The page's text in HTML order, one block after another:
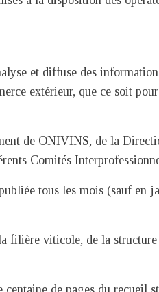
et diffuse des
extérieur, que ce soit
de ONIVINS, de la
Comités
tous les mois (sauf en
filière viticole, de la
centaine de pages du